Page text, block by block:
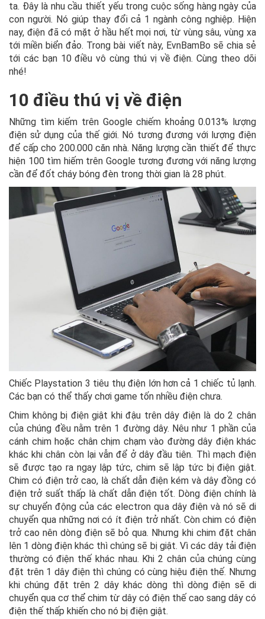
ta. Đây là nhu cầu thiết yếu trong cuộc sống hàng ngày của
con người. Nó giúp thay đổi cả 1 ngành công nghiệp. Hiện
nay, điện đã có mặt ở hầu hết mọi nơi, từ vùng sâu, vùng xa
tới miền biển đảo. Trong bài viết này, EvnBamBo sẽ chia sẻ
tới các bạn 10 điều vô cùng thú vị về điện. Cùng theo dõi
nhé!
10 điều thú vị về điện
Những tìm kiếm trên Google chiếm khoảng 0.013% lượng
điện sử dụng của thế giới. Nó tương đương với lượng điện
để cấp cho 200.000 căn nhà. Năng lượng cần thiết để thực
hiện 100 tìm hiếm trên Google tương đương với năng lượng
cần để đốt cháy bóng đèn trong thời gian là 28 phút.
Chiếc Playstation 3 tiêu thụ điện lớn hơn cả 1 chiếc tủ lạnh.
Các bạn có thể thấy chơi game tốn nhiều điện chưa.
Chim không bị điện giật khi đậu trên dây điện là do 2 chân
của chúng đều nằm trên 1 đường dây. Nêu như 1 phần của
cánh chim hoặc chân chịm chạm vào đường dây điện khác
khác khi chân còn lại vẫn để ở dây đầu tiên. Thì mạch điện
sẽ được tạo ra ngay lập tức, chim sẽ lập tức bị điện giật.
Chim có điện trở cao, là chất dẫn điện kém và dây đồng có
điện trở suất thấp là chất dẫn điện tốt. Dòng điện chính là
sự chuyển động của các electron qua dây điện và nó sẽ di
chuyển qua những nơi có ít điện trở nhất. Còn chim có điện
trở cao nên dòng điện sẽ bỏ qua. Nhưng khi chim đặt chân
lên 1 dòng điện khác thì chúng sẽ bị giật. Vì các dây tải điện
thường có điện thế khác nhau. Khi 2 chân của chúng cùng
đặt trên 1 dây điện thì chúng có cùng hiệu điện thế. Nhưng
khi chúng đặt trên 2 dây khác dòng thì dòng điện sẽ di
chuyển qua cơ thể chim từ dây có điện thế cao sang dây có
điện thế thấp khiến cho nó bị điện giật.